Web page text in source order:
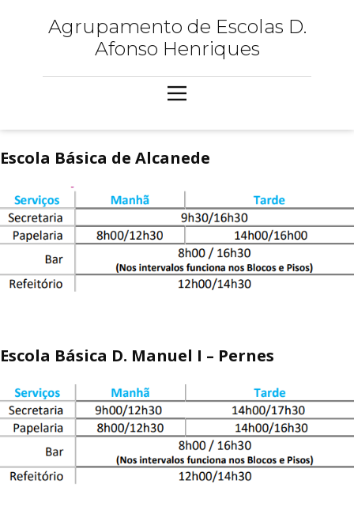
Agrupamento de Escolas D.
Afonso Henriques
Escola Básica de Alcanede
Escola Básica D. Manuel I – Pernes